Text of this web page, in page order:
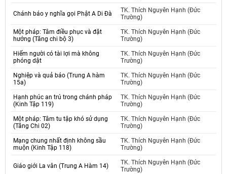
Chánh báo y nghĩa gọi Phật A Di Đà
TK. Thích Nguyên Hạnh (Đức
Trường)
Một pháp: Tâm điều phục và đặt
hướng (Tăng chi bộ 3)
TK. Thích Nguyên Hạnh (Đức
Trường)
Hiếm người có tài lợi mà không
phóng dật
TK. Thích Nguyên Hạnh (Đức
Trường)
Nghiệp và quả báo (Trung A hàm
15a)
TK. Thích Nguyên Hạnh (Đức
Trường)
Hạnh phúc an trú trong chánh pháp
(Kinh Tập 119)
TK. Thích Nguyên Hạnh (Đức
Trường)
Một pháp: Tâm tu tập khó sử dụng
(Tăng Chi 02)
TK. Thích Nguyên Hạnh (Đức
Trường)
Mạng chung nhất định không sầu
muộn (Kinh Tập 118)
TK. Thích Nguyên Hạnh (Đức
Trường)
Giáo giới La vân (Trung A Hàm 14)
TK. Thích Nguyên Hạnh (Đức
Trường)